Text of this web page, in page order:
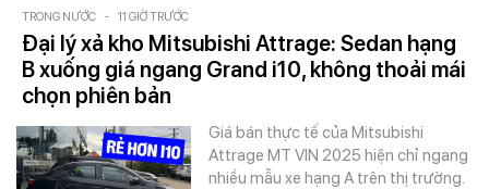
TRONG NƯỚC - 11 GIỜ TRƯỚC
Đại lý xả kho Mitsubishi Attrage: Sedan hạng
B xuống giá ngang Grand i10, không thoải mái
chọn phiên bản
Giá bán thực tế của Mitsubishi
Attrage MT VIN 2025 hiện chỉ ngang
nhiều mẫu xe hạng A trên thị trường.